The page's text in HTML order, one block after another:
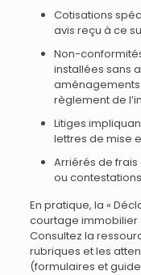
Cotisations
avis reçu à ce
Non-
installées sans
règlement de
Litiges
lettres de mise
Arriérés de
ou
En pratique, la «
courtage immobilier
Consultez la
rubriques et les
(formulaires et